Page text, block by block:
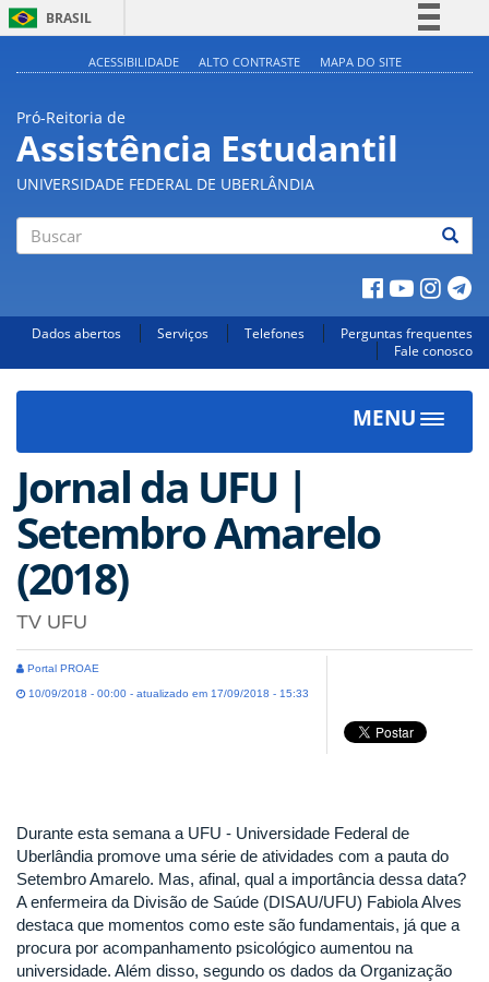
BRASIL
Acesso à informação
Legislação
Canais
ACESSIBILIDADE ALTO CONTRASTE MAPA DO SITE
Pró-Reitoria de
Assistência Estudantil
UNIVERSIDADE FEDERAL DE UBERLÂNDIA
Dados abertos Serviços Telefones
Perguntas frequentes
Fale conosco
MENU
Toggle
Jornal da UFU |
Setembro Amarelo
(2018)
TV UFU
Portal PROAE
10/09/2018 - 00:00 - atualizado em 17/09/2018 - 15:33
Durante esta semana a UFU - Universidade Federal de
Uberlândia promove uma série de atividades com a pauta do
Setembro Amarelo. Mas, afinal, qual a importância dessa data?
A enfermeira da Divisão de Saúde (DISAU/UFU) Fabiola Alves
destaca que momentos como este são fundamentais, já que a
procura por acompanhamento psicológico aumentou na
universidade. Além disso, segundo os dados da Organização